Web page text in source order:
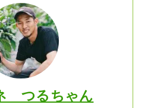
つるちゃん